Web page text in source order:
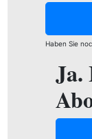
Haben Sie
Ja.